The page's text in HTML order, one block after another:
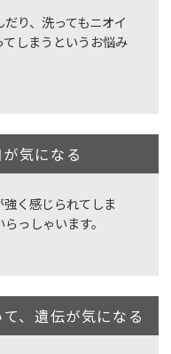
り、洗ってもニオイ
しまうというお悩み
気になる
く感じられてしま
っしゃいます。
、遺伝が気になる